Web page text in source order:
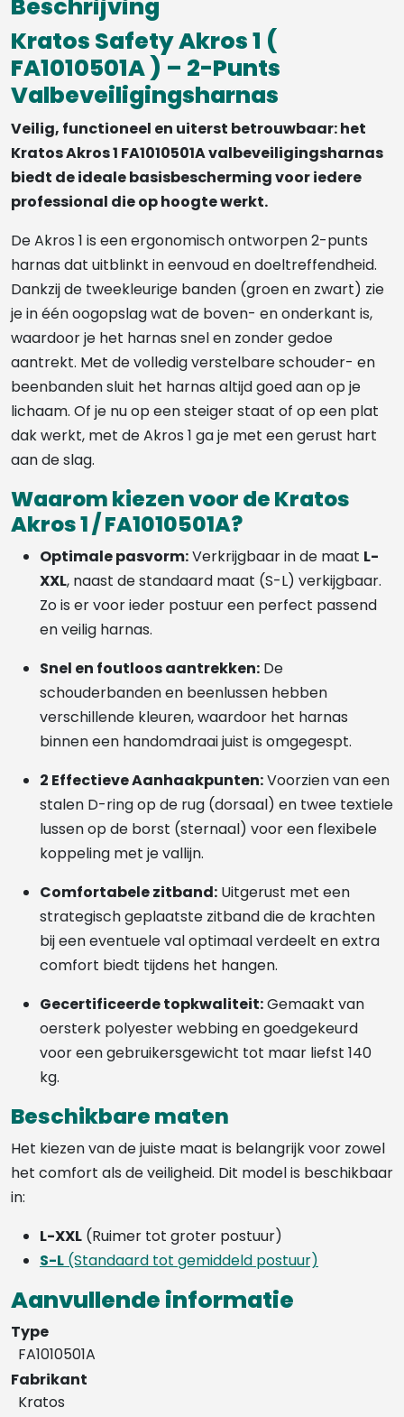
MET
AUTOMATISCHE
GESPEN
-
L-
XXL
aantal
Beschrijving
Kratos Safety Akros 1 (
FA1010501A ) – 2-Punts
Valbeveiligingsharnas
Veilig, functioneel en uiterst betrouwbaar: het
Kratos Akros 1 FA1010501A valbeveiligingsharnas
biedt de ideale basisbescherming voor iedere
professional die op hoogte werkt.
De Akros 1 is een ergonomisch ontworpen 2-punts
harnas dat uitblinkt in eenvoud en doeltreffendheid.
Dankzij de tweekleurige banden (groen en zwart) zie
je in één oogopslag wat de boven- en onderkant is,
waardoor je het harnas snel en zonder gedoe
aantrekt. Met de volledig verstelbare schouder- en
beenbanden sluit het harnas altijd goed aan op je
lichaam. Of je nu op een steiger staat of op een plat
dak werkt, met de Akros 1 ga je met een gerust hart
aan de slag.
Waarom kiezen voor de Kratos
Akros 1 / FA1010501A?
Optimale pasvorm:Verkrijgbaar in de maat L-
XXL, naast de standaard maat (S-L) verkijgbaar.
Zo is er voor ieder postuur een perfect passend
en veilig harnas.
Snel en foutloos aantrekken: De
schouderbanden en beenlussen hebben
verschillende kleuren, waardoor het harnas
binnen een handomdraai juist is omgegespt.
2 Effectieve Aanhaakpunten:Voorzien van een
stalen D-ring op de rug (dorsaal) en twee textiele
lussen op de borst (sternaal) voor een flexibele
koppeling met je vallijn.
Comfortabele zitband: Uitgerust met een
strategisch geplaatste zitband die de krachten
bij een eventuele val optimaal verdeelt en extra
comfort biedt tijdens het hangen.
Gecertificeerde topkwaliteit:Gemaakt van
oersterk polyester webbing en goedgekeurd
voor een gebruikersgewicht tot maar liefst 140
kg.
Beschikbare maten
Het kiezen van de juiste maat is belangrijk voor zowel
het comfort als de veiligheid. Dit model is beschikbaar
in:
L-XXL (Ruimer tot groter postuur)
S-L (Standaard tot gemiddeld postuur)
Aanvullende informatie
Type
FA1010501A
Fabrikant
Kratos